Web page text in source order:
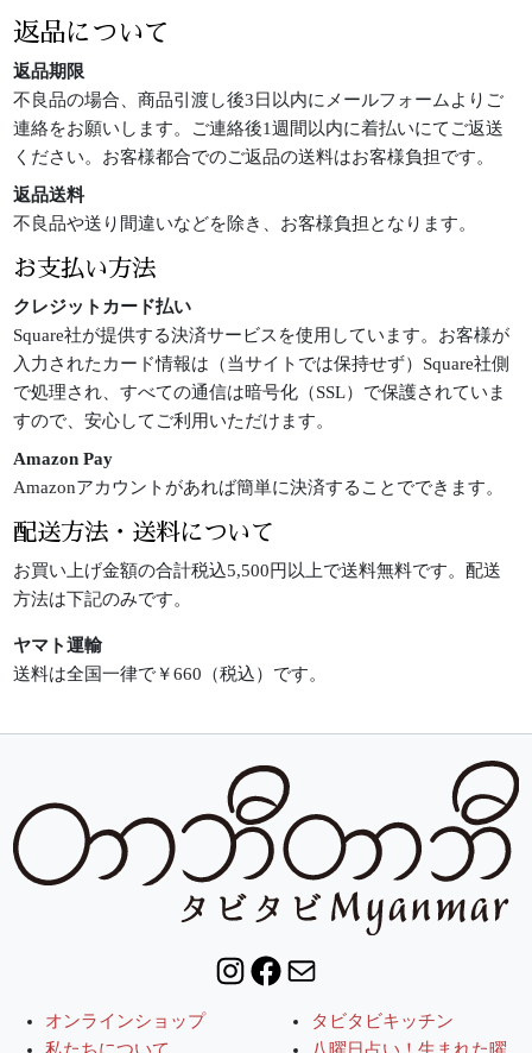
返品について
返品期限
不良品の場合、商品引渡し後3日以内にメールフォームよりご
連絡をお願いします。ご連絡後1週間以内に着払いにてご返送
ください。お客様都合でのご返品の送料はお客様負担です。
返品送料
不良品や送り間違いなどを除き、お客様負担となります。
お支払い方法
クレジットカード払い
Square社が提供する決済サービスを使用しています。お客様が
入力されたカード情報は（当サイトでは保持せず）Square社側
で処理され、すべての通信は暗号化（SSL）で保護されていま
すので、安心してご利用いただけます。
Amazon Pay
Amazonアカウントがあれば簡単に決済することでできます。
配送方法・送料について
お買い上げ金額の合計税込5,500円以上で送料無料です。配送
方法は下記のみです。
ヤマト運輸
送料は全国一律で￥660（税込）です。
Instagram
Facebook
Mail
オンラインショップ
私たちについて
タビタビキッチン
八曜日占い！生まれた曜